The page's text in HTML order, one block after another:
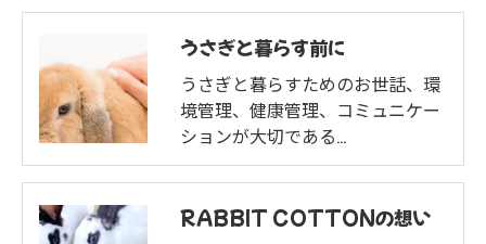
うさぎと暮らす前に
うさぎと暮らすためのお世話、環
境管理、健康管理、コミュニケー
ションが大切である…
RABBIT COTTONの想い